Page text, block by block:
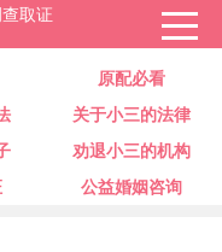
原配必看
关于小三的法律
劝退小三的机构
公益婚姻咨询
取证